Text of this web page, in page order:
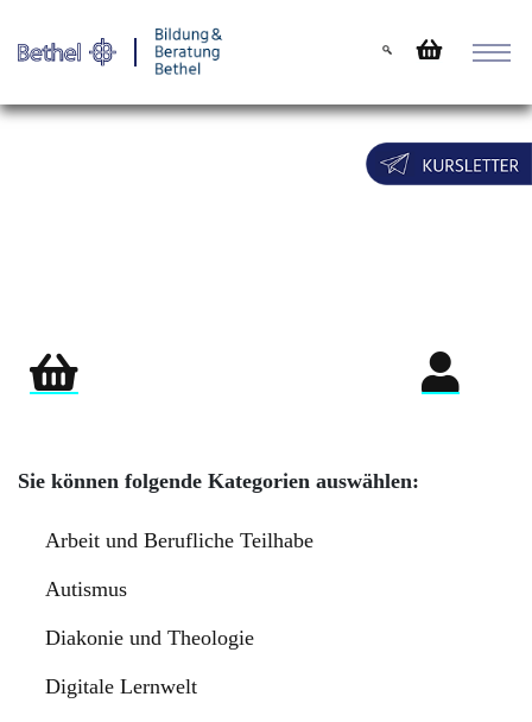
Sie können folgende Kategorien auswählen:
Arbeit und Berufliche Teilhabe
Autismus
Diakonie und Theologie
Digitale Lernwelt